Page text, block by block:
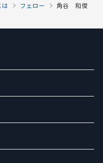
は フェロー
角谷 和俊